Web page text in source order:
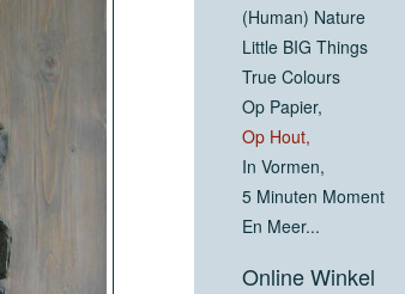
(Human) Nature
Little BIG Things
True Colours
Op Papier,
Op Hout,
In Vormen,
5 Minuten Moment
En Meer...
Online Winkel